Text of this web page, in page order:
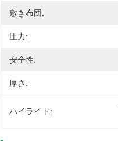
敷き布団:
圧力:
安全性:
厚さ:
ハイライト: